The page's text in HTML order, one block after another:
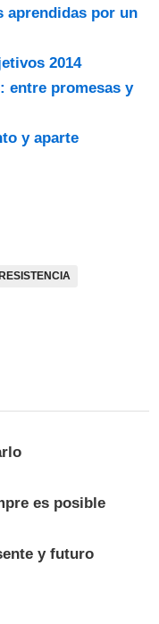
aprendidas por un
2014
entre promesas y
y aparte
es posible
y futuro